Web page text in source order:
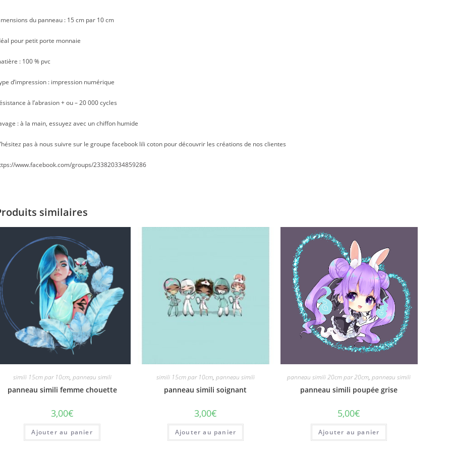
du panneau : 15 cm par 10 cm
pour petit porte monnaie
: 100 % pvc
d’impression : impression numérique
à l’abrasion + ou – 20 000 cycles
: à la main, essuyez avec un chiffon humide
pas à nous suivre sur le groupe facebook lili coton pour découvrir les créations de nos clientes
www.facebook.com/groups/233820334859286
similaires
simili 15cm par 10cm, panneau simili
panneau simili femme chouette
3,00€
Ajouter au panier
simili 15cm par 10cm, panneau simili
panneau simili soignant
3,00€
Ajouter au panier
panneau simili 20cm par 20cm,panneau simili
panneau simili poupée grise
5,00€
Ajouter au panier